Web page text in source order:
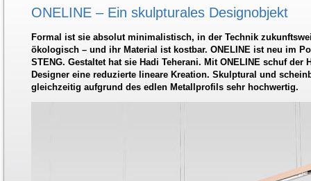
ONELINE – Ein skulpturales Designobjekt
Formal ist sie absolut minimalistisch, in der Technik
ökologisch – und ihr Material ist kostbar. ONELINE ist neu im
STENG. Gestaltet hat sie Hadi Teherani. Mit ONELINE schuf der
Designer eine reduzierte lineare Kreation. Skulptural und
gleichzeitig aufgrund des edlen Metallprofils sehr hochwertig.